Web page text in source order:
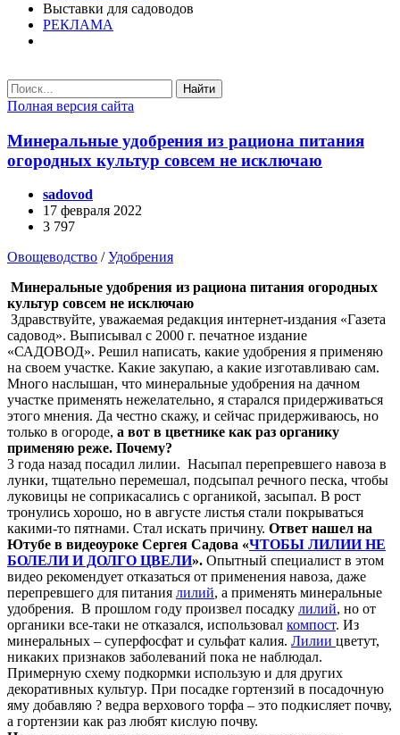
Выставки для садоводов
РЕКЛАМА
Найти
Полная версия сайта
Минеральные удобрения из рациона питания
огородных культур совсем не исключаю
sadovod
17 февраля 2022
3 797
Овощеводство /Удобрения
Минеральные удобрения из рациона питания огородных
культур совсем не исключаю
Здравствуйте, уважаемая редакция интернет-издания «Газета
садовод». Выписывал с 2000 г. печатное издание
«САДОВОД». Решил написать, какие удобрения я применяю
на своем участке. Какие закупаю, а какие изготавливаю сам.
Много наслышан, что минеральные удобрения на дачном
участке применять нежелательно, я старался придерживаться
этого мнения. Да честно скажу, и сейчас придерживаюсь, но
только в огороде, а вот в цветнике как раз органику
применяю реже. Почему?
3 года назад посадил лилии. Насыпал перепревшего навоза в
лунки, тщательно перемешал, подсыпал речного песка, чтобы
луковицы не соприкасались с органикой, засыпал. В рост
тронулись хорошо, но в августе листья стали покрываться
какими-то пятнами. Стал искать причину. Ответ нашел на
Ютубе в видеоуроке Сергея Садова «ЧТОБЫ ЛИЛИИ НЕ
БОЛЕЛИ И ДОЛГО ЦВЕЛИ». Опытный специалист в этом
видео рекомендует отказаться от применения навоза, даже
перепревшего для питания лилий, а применять минеральные
удобрения. В прошлом году произвел посадку лилий, но от
органики все-таки не отказался, использовал компост. Из
минеральных – суперфосфат и сульфат калия. Лилии цветут,
никаких признаков заболеваний пока не наблюдал.
Примерную схему подкормки использую и для других
декоративных культур. При посадке гортензий в посадочную
яму добавляю ? ведра верхового торфа – это подкисляет почву,
а гортензии как раз любят кислую почву.